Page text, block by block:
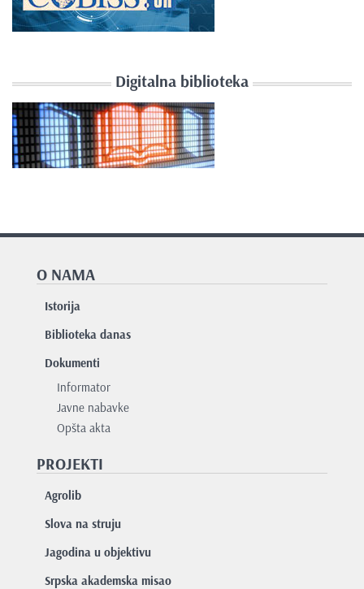
Digitalna biblioteka
O NAMA
Istorija
Biblioteka danas
Dokumenti
Informator
Javne nabavke
Opšta akta
PROJEKTI
Agrolib
Slova na struju
Jagodina u objektivu
Srpska akademska misao